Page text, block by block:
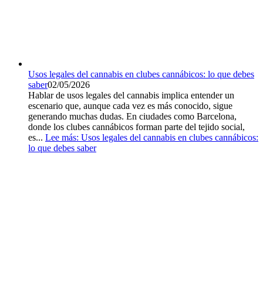
Usos legales del cannabis en clubes cannábicos: lo que debes
saber02/05/2026
Hablar de usos legales del cannabis implica entender un
escenario que, aunque cada vez es más conocido, sigue
generando muchas dudas. En ciudades como Barcelona,
donde los clubes cannábicos forman parte del tejido social,
es... Lee más: Usos legales del cannabis en clubes cannábicos:
lo que debes saber